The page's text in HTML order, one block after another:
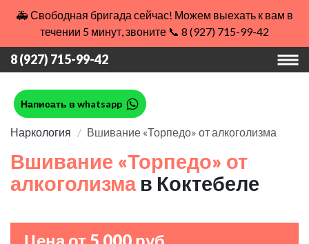
🚑 Свободная бригада сейчас! Можем выехать к вам в
течении 5 минут, звоните 📞 8 (927) 715-99-42
8 (927) 715-99-42
Написать в whatsapp
Наркология Вшивание «Торпедо» от алкоголизма
Вшивание «Торпедо» от
алкоголизма в Коктебеле